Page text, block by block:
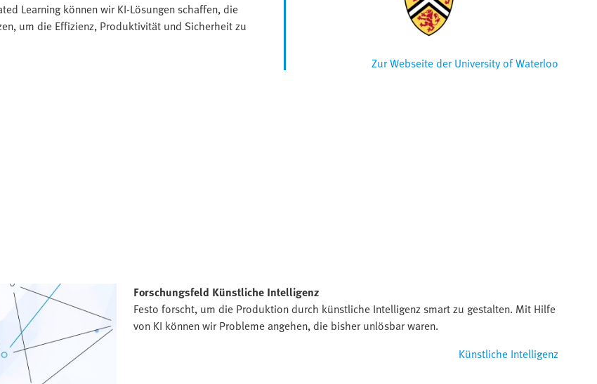
Learning können wir KI-Lösungen schaffen, die
um die Effizienz, Produktivität und Sicherheit zu
Zur Webseite der University of Waterloo
Forschungsfeld Künstliche Intelligenz
Festo forscht, um die Produktion durch künstliche Intelligenz smart zu gestalten. Mit Hilfe
von KI können wir Probleme angehen, die bisher unlösbar waren.
Künstliche Intelligenz